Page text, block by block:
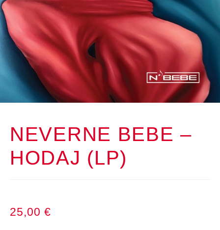
NEVERNE BEBE –
HODAJ (LP)
25,00 €